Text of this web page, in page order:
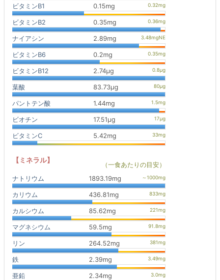
ビタミンB1 0.15mg
ビタミンB2 0.35mg
ナイアシン 2.89mg
ビタミンB6 0.2mg
ビタミンB12 2.74μg
葉酸 83.73μg
パントテン酸 1.44mg
ビオチン 17.51μg
ビタミンC 5.42mg
【ミネラル】
（一食あたりの目安）
ナトリウム
1893.19mg
カリウム 436.81mg
カルシウム 85.62mg
マグネシウム 59.5mg
リン 264.52mg
鉄 2.39mg
亜鉛 2.34mg